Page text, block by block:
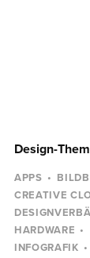
Design-
APPS
CREATIVE
HARDWARE
INFOGRAFIK